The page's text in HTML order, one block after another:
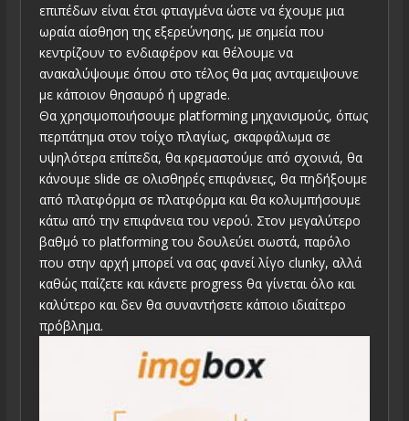
επιπέδων είναι έτσι φτιαγμένα ώστε να έχουμε μια
ωραία αίσθηση της εξερεύνησης, με σημεία που
κεντρίζουν το ενδιαφέρον και θέλουμε να
ανακαλύψουμε όπου στο τέλος θα μας ανταμειψουνε
με κάποιον θησαυρό ή upgrade.
Θα χρησιμοποιήσουμε platforming μηχανισμούς, όπως
περπάτημα στον τοίχο πλαγίως, σκαρφάλωμα σε
υψηλότερα επίπεδα, θα κρεμαστούμε από σχοινιά, θα
κάνουμε slide σε ολισθηρές επιφάνειες, θα πηδήξουμε
από πλατφόρμα σε πλατφόρμα και θα κολυμπήσουμε
κάτω από την επιφάνεια του νερού. Στον μεγαλύτερο
βαθμό το platforming του δουλεύει σωστά, παρόλο
που στην αρχή μπορεί να σας φανεί λίγο clunky, αλλά
καθώς παίζετε και κάνετε progress θα γίνεται όλο και
καλύτερο και δεν θα συναντήσετε κάποιο ιδιαίτερο
πρόβλημα.